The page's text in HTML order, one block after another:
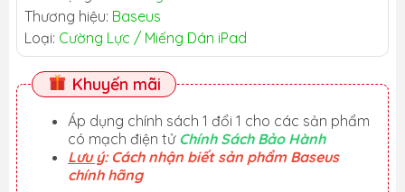
Thương hiệu: Baseus
Loại: Cường Lực / Miếng Dán iPad
Khuyến mãi
Áp dụng chính sách 1 đổi 1 cho các sản phẩm
có mạch điện tử Chính Sách Bảo Hành
Lưu ý: Cách nhận biết sản phẩm Baseus
chính hãng